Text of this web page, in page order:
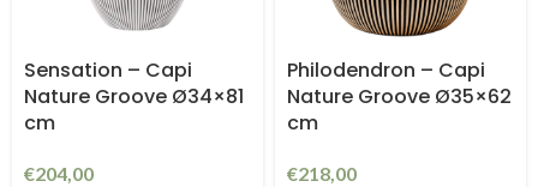
Sensation – Capi
Nature Groove Ø34×81
cm
€204,00
Philodendron – Capi
Nature Groove Ø35×62
cm
€218,00